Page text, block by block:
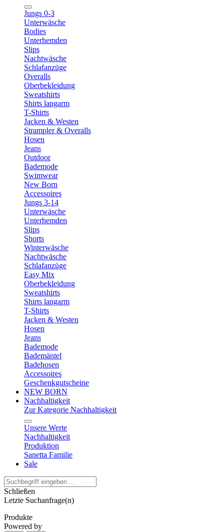
Jungs 0-3
Unterwäsche
Bodies
Unterhemden
Slips
Nachtwäsche
Schlafanzüge
Overalls
Oberbekleidung
Sweatshirts
Shirts langarm
T-Shirts
Jacken & Westen
Strampler & Overalls
Hosen
Jeans
Outdoor
Bademode
Swimwear
New Born
Accessoires
Jungs 3-14
Unterwäsche
Unterhemden
Slips
Shorts
Winterwäsche
Nachtwäsche
Schlafanzüge
Easy Mix
Oberbekleidung
Sweatshirts
Shirts langarm
T-Shirts
Jacken & Westen
Hosen
Jeans
Bademode
Bademäntel
Badehosen
Accessoires
Geschenkgutscheine
NEW BORN
Nachhaltigkeit
Zur Kategorie Nachhaltigkeit
Unsere Werte
Nachhaltigkeit
Produktion
Sanetta Familie
Sale
Schließen
Letzte Suchanfrage(n)
Produkte
Powered by